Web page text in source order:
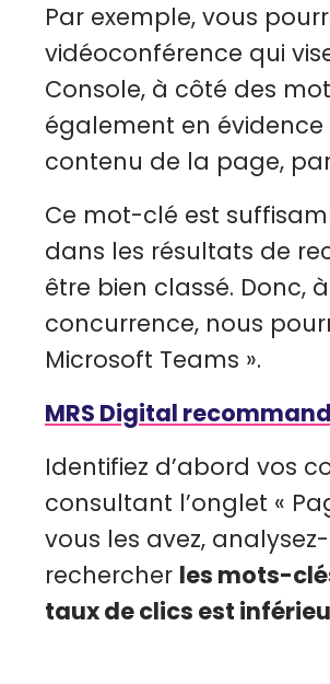
Par exemple, vous
vidéoconférence qui
Console, à côté des
également en
contenu de la page,
Ce mot-clé est
dans les résultats de
être bien classé. Donc,
concurrence, nous
Microsoft Teams ».
MRS Digital
Identifiez d’abord vos
consultant l’onglet «
vous les avez,
rechercher les mots-
taux de clics est